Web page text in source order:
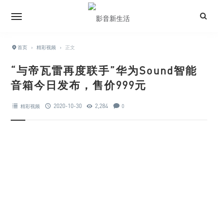
首页 › 精彩视频 › 正文
“与帝瓦雷再度联手”华为Sound智能
音箱今日发布，售价999元
精彩视频 2020-10-30 2,284 0